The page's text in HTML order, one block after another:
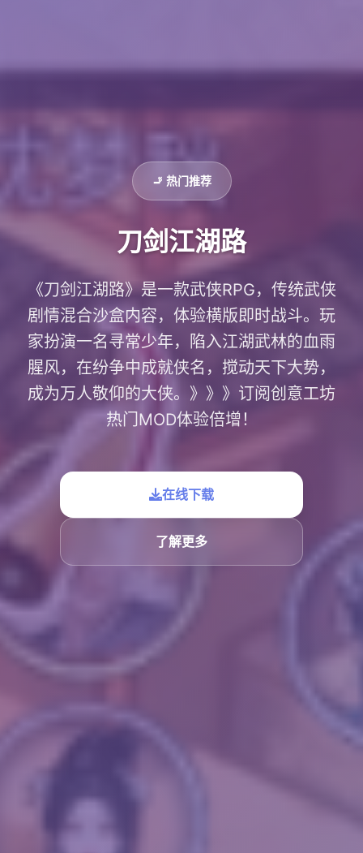
🚬 热门推荐
刀剑江湖路
《刀剑江湖路》是一款武侠RPG，传统武侠
剧情混合沙盒内容，体验横版即时战斗。玩
家扮演一名寻常少年，陷入江湖武林的血雨
腥风，在纷争中成就侠名，搅动天下大势，
成为万人敬仰的大侠。》》》订阅创意工坊
热门MOD体验倍增！
在线下载
了解更多